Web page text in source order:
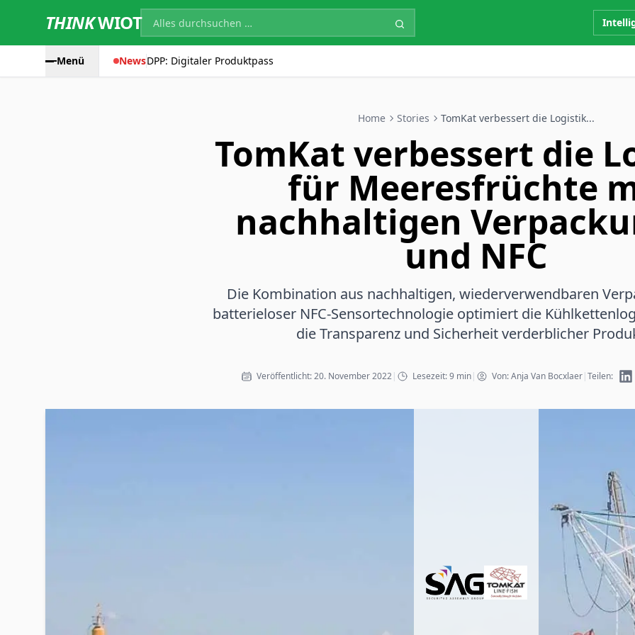
THINKWIOT
Menü NewsDPP: Digitaler Produktpass
Home Stories TomKat verbessert die Logistik...
TomKat verbessert die
für Meeresfrüchte
nachhaltigen
und NFC
Die Kombination aus nachhaltigen, wiederverwendbaren
batterieloser NFC-Sensortechnologie optimiert die
die Transparenz und Sicherheit verderblicher
Veröffentlicht: 20. November 2022| Lesezeit: 9 min| Von: Anja Van Bocxlaer|Teilen: